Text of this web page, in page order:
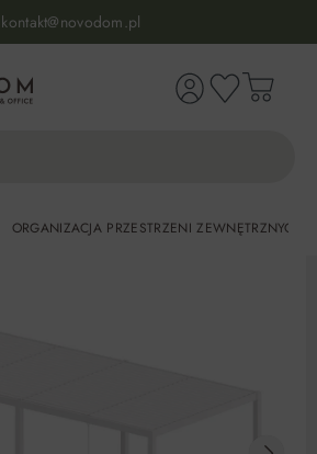
kontakt@novodom.pl
Dostawa z wniesieniem
30 dni na zwrot lub wymianę
98% zadowolonych klientów
ORGANIZACJA PRZESTRZENI ZEWNĘTRZNYCH